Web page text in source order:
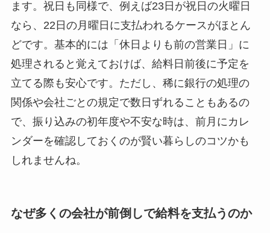
ます。祝日も同様で、例えば23日が祝日の火曜日
なら、22日の月曜日に支払われるケースがほとん
どです。基本的には「休日よりも前の営業日」に
処理されると覚えておけば、給料日前後に予定を
立てる際も安心です。ただし、稀に銀行の処理の
関係や会社ごとの規定で数日ずれることもあるの
で、振り込みの初年度や不安な時は、前月にカレ
ンダーを確認しておくのが賢い暮らしのコツかも
しれませんね。
なぜ多くの会社が前倒しで給料を支払うのか